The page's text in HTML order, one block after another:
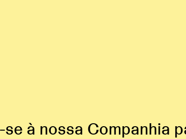
à nossa Companhia